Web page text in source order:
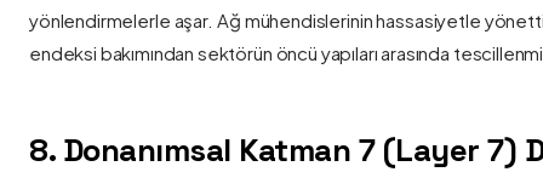
yönlendirmelerle aşar. Ağ mühendislerinin hassasiyetle
endeksi bakımından sektörün öncü yapıları arasında
8. Donanımsal Katman 7 (Layer 7)